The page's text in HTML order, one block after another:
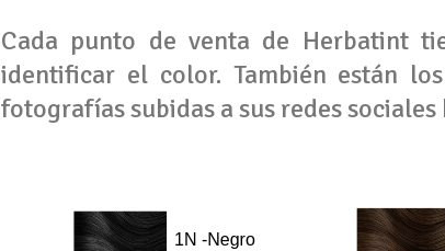
Cada punto de venta de Herbatint
identificar el color. También están
fotografías subidas a sus redes